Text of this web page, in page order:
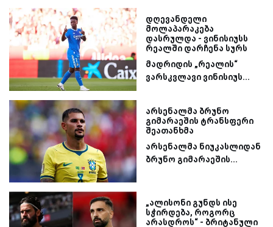
დღევანდელი
მოლაპარაკება
დასრულდა - ვინისიუსს
რეალში დარჩენა სურს
მადრიდის „რეალის“
ვარსკვლავი ვინისიუს...
არსენალმა ბრუნო
გიმარაეშის ტრანსფერი
შეათანხმა
არსენალმა ნიუკასლიდან
ბრუნო გიმარაეშის...
„ალისონი გუნდს ისე
სჭირდება, როგორც
არასდროს“ - ბრიტანული